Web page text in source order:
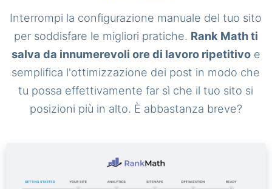
Interrompi la configurazione manuale del tuo sito
per soddisfare le migliori pratiche. Rank Math ti
salva da innumerevoli ore di lavoro ripetitivoe
semplifica l'ottimizzazione dei post in modo che
tu possa effettivamente far sì che il tuo sito si
posizioni più in alto. È abbastanza breve?